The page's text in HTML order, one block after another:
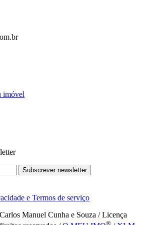
imóvel
Subscrever newsletter
e Termos de serviço
Manuel Cunha e Souza / Licença
®